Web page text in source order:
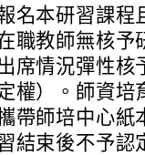
名本研習課程
職教師無核予
席情況彈性核
權）。師資培
帶師培中心紙
結束後不予認